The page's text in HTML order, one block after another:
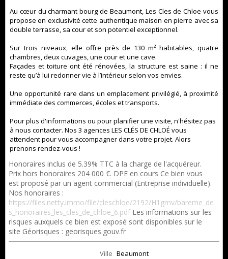
Au cœur du charmant bourg de Beaumont, Les Cles de Chloe vous
propose en exclusivité cette authentique maison en pierre avec sa
double terrasse, sa cour et son potentiel exceptionnel.
Sur trois niveaux, elle offre près de 130 m² habitables, quatre
chambres, deux cuvages, une cour et une cave.
Façades et toiture ont été rénovées, la structure est saine : il ne
reste qu’à lui redonner vie à l’intérieur selon vos envies.
Une opportunité rare dans un emplacement privilégié, à proximité
immédiate des commerces, écoles et transports.
Pour plus d'informations ou pour planifier une visite, n'hésitez pas
à nous contacter. Nos 3 agences LES CLÉS DE CHLOÉ vous
attendent pour vous accompagner dans votre projet. Alors
prenons rendez-vous !
Honoraires inclus de 5.39% TTC à la charge de l'acquéreur.
Prix hors honoraires 204 000 €. DPE en cours Ce bien vous
est proposé par un agent commercial (Entreprise individuelle).
Nos honoraires :
https://files.netty.immo/file/cleschloe/2192/H1gmv/bareme_de
s_honoraires_les_cles_de_chloe_6.pdfLes informations sur les
risques auxquels ce bien est exposé sont disponibles sur le
site Géorisques : georisques.gouv.fr
Ville Beaumont